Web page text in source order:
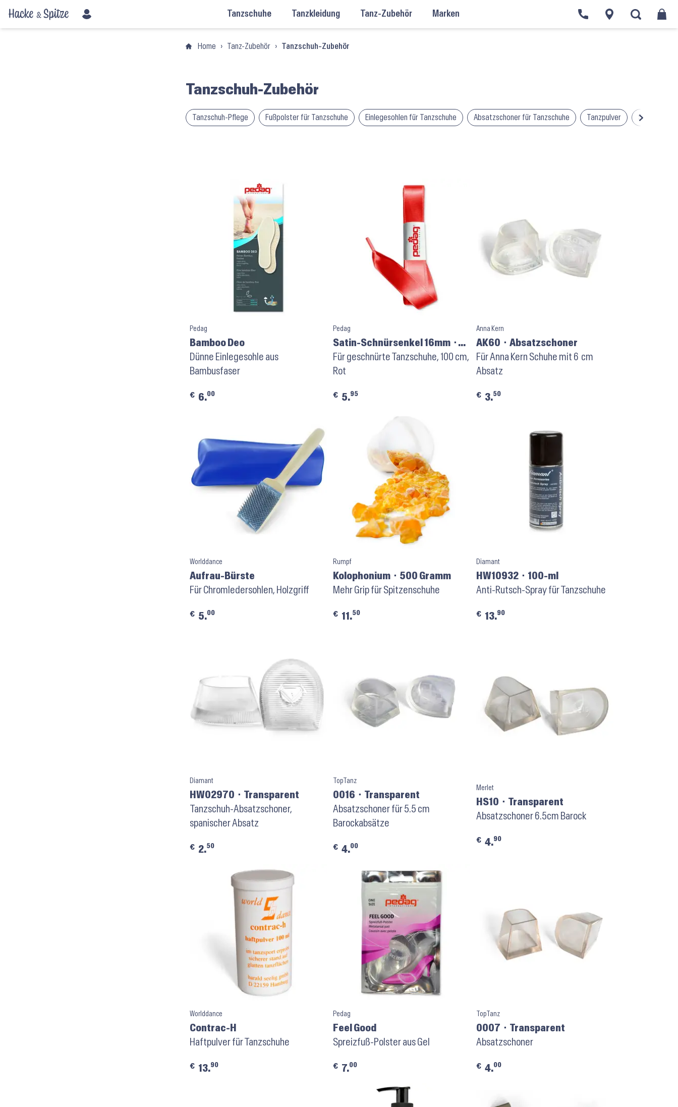
Tanzschuhe Tanzkleidung Tanz-Zubehör Marken
Home › Tanz-Zubehör › Tanzschuh-Zubehör
Tanzschuh-Zubehör
Tanzschuh-Pflege Fußpolster für Tanzschuhe Einlegesohlen für Tanzschuhe Absatzschoner für Tanzschuhe Tanzpulver Stepp-
Pedag
Bamboo Deo
Dünne Einlegesohle aus
Bambusfaser
€ 6.00
Pedag
Satin-Schnürsenkel 16mm ⬝
Rot
Für geschnürte Tanzschuhe, 100 cm,
Rot
€ 5.95
Anna Kern
AK60 ⬝ Absatzschoner
Für Anna Kern Schuhe mit 6 cm
Absatz
€ 3.50
Worlddance
Aufrau-Bürste
Für Chromledersohlen, Holzgriff
€ 5.00
Rumpf
Kolophonium ⬝ 500 Gramm
Mehr Grip für Spitzenschuhe
€ 11.50
Diamant
HW10932 ⬝ 100-ml
Anti-Rutsch-Spray für Tanzschuhe
€ 13.90
Diamant
HW02970 ⬝ Transparent
Tanzschuh-Absatzschoner,
spanischer Absatz
€ 2.50
TopTanz
0016 ⬝ Transparent
Absatzschoner für 5.5 cm
Barockabsätze
€ 4.00
Merlet
HS10 ⬝ Transparent
Absatzschoner 6.5cm Barock
€ 4.90
Worlddance
Contrac-H
Haftpulver für Tanzschuhe
€ 13.90
Pedag
Feel Good
Spreizfuß-Polster aus Gel
€ 7.00
TopTanz
0007 ⬝ Transparent
Absatzschoner
€ 4.00